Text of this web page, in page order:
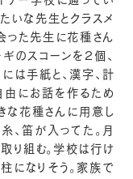
いな先生とクラスメ
った先生に花種さん
のスコーンを２個、
は手紙と、漢字、計
由にお話を作るため
な花種さんに用意し
、笛が入ってた。月
り組む。学校は行け
になりそう。家族で